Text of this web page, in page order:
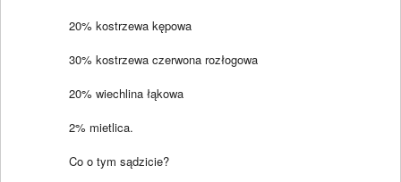
20% kostrzewa kępowa
30% kostrzewa czerwona rozłogowa
20% wiechlina łąkowa
2% mietlica.
Co o tym sądzicie?